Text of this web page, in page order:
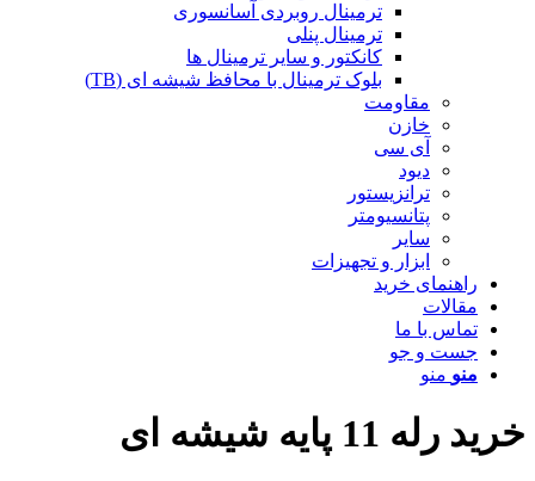
ترمینال روبردی آسانسوری
ترمینال پنلی
کانکتور و سایر ترمینال ها
بلوک ترمینال با محافظ شیشه ای (TB)
مقاومت
خازن
آی سی
دیود
ترانزیستور
پتانسیومتر
سایر
ابزار و تجهیزات
راهنمای خرید
مقالات
تماس با ما
جست و جو
منو منو
خرید رله 11 پایه شیشه ای